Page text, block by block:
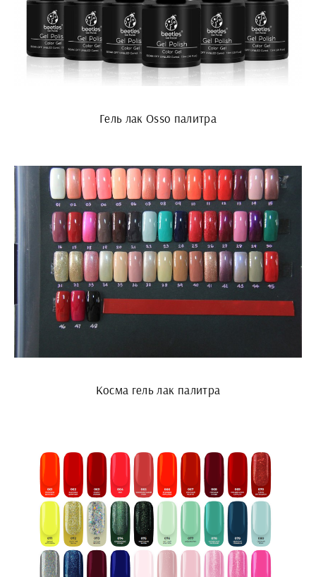
Гель лак Osso палитра
Косма гель лак палитра